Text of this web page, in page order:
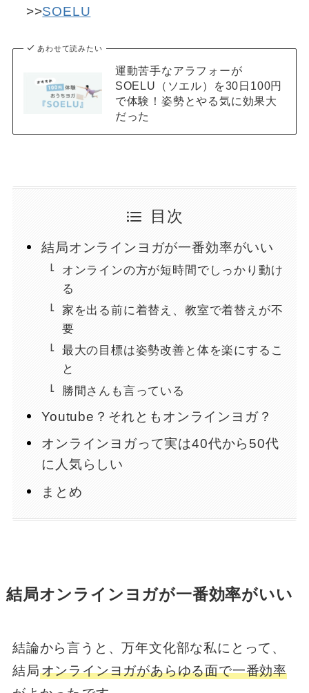
>>SOELU
あわせて読みたい
運動苦手なアラフォーが
SOELU（ソエル）を30日100円
で体験！姿勢とやる気に効果大
だった
目次
結局オンラインヨガが一番効率がいい
オンラインの方が短時間でしっかり動け
る
家を出る前に着替え、教室で着替えが不
要
最大の目標は姿勢改善と体を楽にするこ
と
勝間さんも言っている
Youtube？それともオンラインヨガ？
オンラインヨガって実は40代から50代
に人気らしい
まとめ
結局オンラインヨガが一番効率がいい
結論から言うと、万年文化部な私にとって、
結局オンラインヨガがあらゆる面で一番効率